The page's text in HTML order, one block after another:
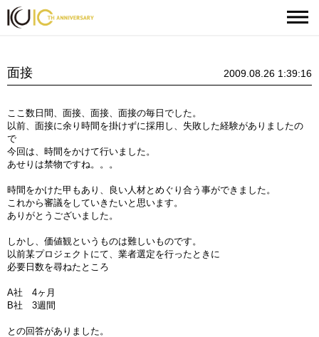
面接 2009.08.26 1:39:16
ここ数日間、面接、面接、面接の毎日でした。
以前、面接に余り時間を掛けずに採用し、失敗した経験がありましたの
で
今回は、時間をかけて行いました。
あせりは禁物ですね。。。
時間をかけた甲もあり、良い人材とめぐり合う事ができました。
これから審議をしていきたいと思います。
ありがとうございました。
しかし、価値観というものは難しいものです。
以前某プロジェクトにて、業者選定を行ったときに
必要日数を尋ねたところ
A社 4ヶ月
B社 3週間
との回答がありました。